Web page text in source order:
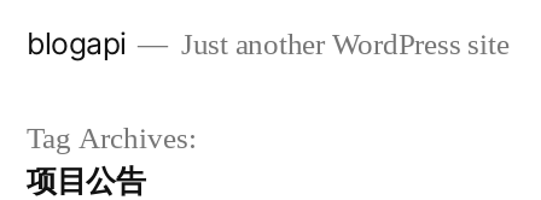
blogapi Just another WordPress site
Tag Archives:
项目公告